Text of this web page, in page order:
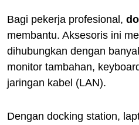
Bagi pekerja profesional,
membantu. Aksesoris ini
dihubungkan dengan
monitor tambahan,
jaringan kabel (LAN).
Dengan docking station,